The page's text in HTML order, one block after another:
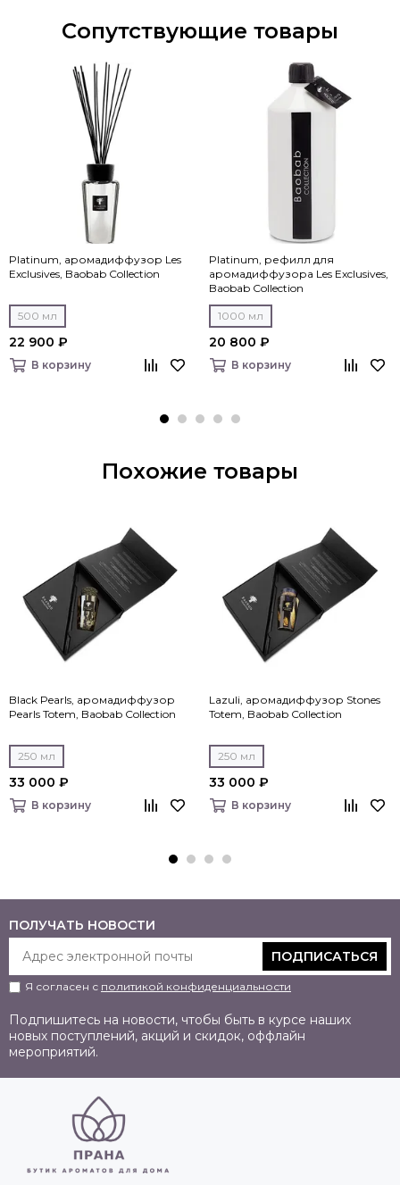
Сопутствующие товары
Platinum, аромадиффузор Les
Exclusives, Baobab Collection
500 мл
22 900 ₽
В корзину
Platinum, рефилл для
аромадиффузора Les Exclusives,
Baobab Collection
1000 мл
20 800 ₽
В корзину
Похожие товары
Black Pearls, аромадиффузор
Pearls Totem, Baobab Collection
250 мл
33 000 ₽
В корзину
Lazuli, аромадиффузор Stones
Totem, Baobab Collection
250 мл
33 000 ₽
В корзину
ПОЛУЧАТЬ НОВОСТИ
ПОДПИСАТЬСЯ
Я согласен с политикой конфиденциальности
Подпишитесь на новости, чтобы быть в курсе наших
новых поступлений, акций и скидок, оффлайн
мероприятий.